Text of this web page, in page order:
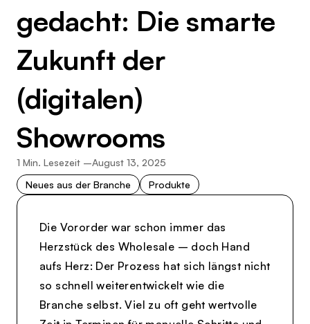
gedacht: Die smarte
Zukunft der
(digitalen)
Showrooms
1 Min. Lesezeit –August 13, 2025
Neues aus der Branche
Produkte
Die Vororder war schon immer das
Herzstück des Wholesale – doch Hand
aufs Herz: Der Prozess hat sich längst nicht
so schnell weiterentwickelt wie die
Branche selbst. Viel zu oft geht wertvolle